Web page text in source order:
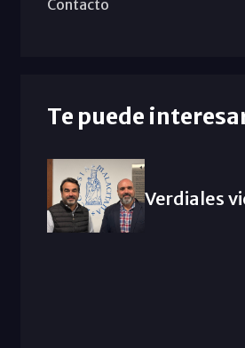
Contacto
Te puede
Verdiales